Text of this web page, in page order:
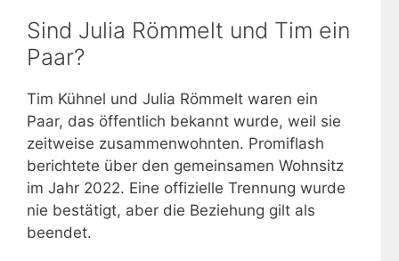
Sind Julia Römmelt und Tim ein
Paar?
Tim Kühnel und Julia Römmelt waren ein
Paar, das öffentlich bekannt wurde, weil sie
zeitweise zusammenwohnten. Promiflash
berichtete über den gemeinsamen Wohnsitz
im Jahr 2022. Eine offizielle Trennung wurde
nie bestätigt, aber die Beziehung gilt als
beendet.